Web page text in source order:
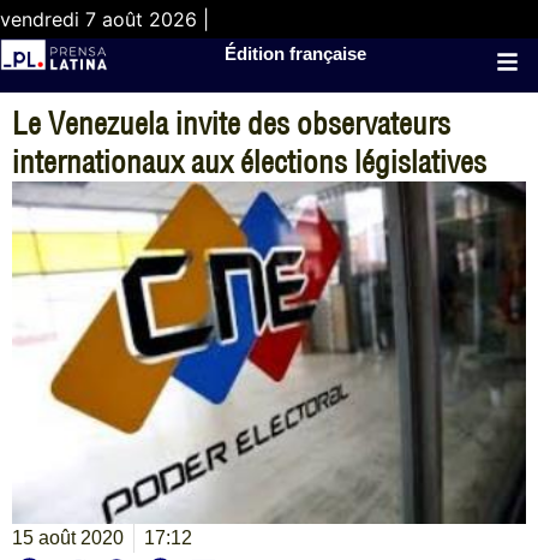
vendredi 7 août 2026 |
Édition française
Le Venezuela invite des observateurs
internationaux aux élections législatives
15 août 2020 17:12